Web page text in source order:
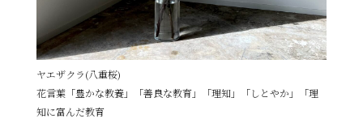
ヤエザクラ(八重桜)
花言葉「豊かな教養」「善良な教育」「理知」「しとやか」「理
知に富んだ教育